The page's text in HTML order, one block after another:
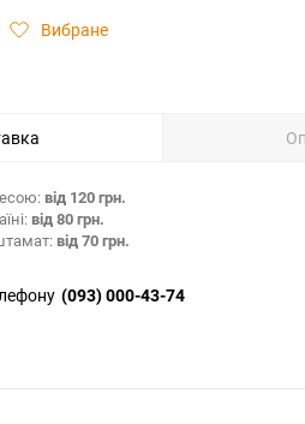
Вибране
від 120 грн.
від 80 грн.
від 70 грн.
(093) 000-43-74